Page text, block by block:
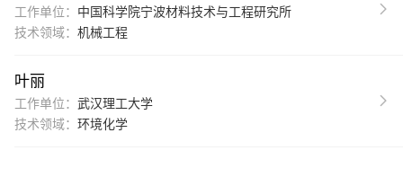
工作单位： 中国科学院宁波材料技术与工程研究所
技术领域： 机械工程
叶丽
工作单位： 武汉理工大学
技术领域： 环境化学